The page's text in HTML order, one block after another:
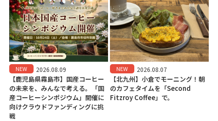
NEW 2026.08.09
【鹿児島県霧島市】国産コーヒー
の未来を、みんなで考える。「国
産コーヒーシンポジウム」開催に
向けクラウドファンディングに挑
戦
NEW 2026.08.07
【北九州】小倉でモーニング！朝
のカフェタイムを「Second
Fitzroy Coffee」で。